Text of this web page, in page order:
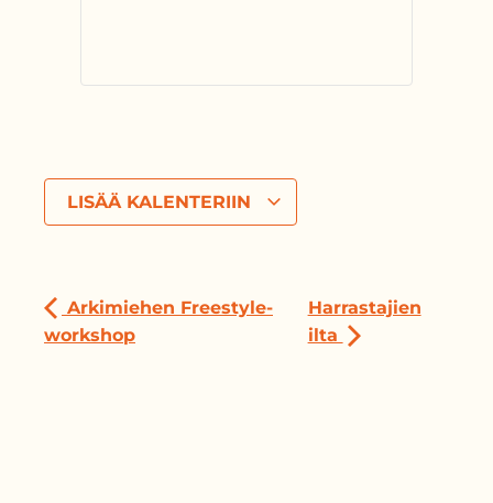
LISÄÄ KALENTERIIN
Arkimiehen Freestyle-
workshop
Harrastajien
ilta